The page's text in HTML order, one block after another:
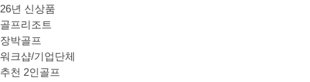
26년 신상품
골프리조트
장박골프
워크샵/기업단체
추천 2인골프